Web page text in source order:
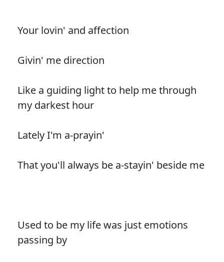
Your lovin' and affection
Givin' me direction
Like a guiding light to help me through
my darkest hour
Lately I'm a-prayin'
That you'll always be a-stayin' beside me
Used to be my life was just emotions
passing by